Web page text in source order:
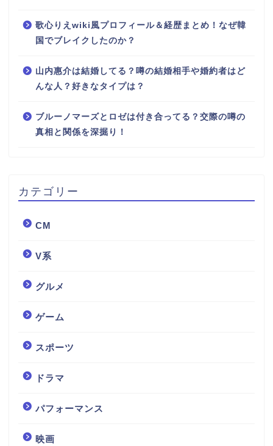
歌心りえwiki風プロフィール＆経歴まとめ！なぜ韓
国でブレイクしたのか？
山内惠介は結婚してる？噂の結婚相手や婚約者はど
んな人？好きなタイプは？
ブルーノマーズとロゼは付き合ってる？交際の噂の
真相と関係を深掘り！
カテゴリー
CM
V系
グルメ
ゲーム
スポーツ
ドラマ
パフォーマンス
映画